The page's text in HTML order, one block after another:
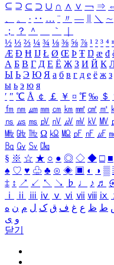
⊆ ⊇ ⊂ ⊃ ∪ ∩ ∧ ∨ ￢ ⇒
、
。 · ‥ … ¨ 〃 ― ＼ ∼
；
？ ＾ ｀
½ ⅓ ⅔ ¼ ¾ ⅛ ⅜ ⅝ ⅞ ¹ ² ³ ⁴ ⁿ
Æ Ð Ħ Ĳ Ł Ø Œ Þ Ŧ Ŋ æ đ
А Б В Г Д Е Ё Ж З И Й К
Ы Ь Э Ю Я а б в г д е ё ж з
ы ь э ю я
′ ″ ℃ Å ￠ ￡ ￥ ¤ ℉ ‰ ＄
㎙ ㎚ ㎛ ㎜ ㎝ ㎞ ㎟ ㎠ ㎡
㎱ ㎲ ㎳ ㎴ ㎵ ㎶ ㎷ ㎸ ㎹
㎒ ㎓ ㎔ Ω ㏀ ㏁ ㎊ ㎋ ㎌
㏃ ㏉ ㏜ ㏆
§ ※ ☆ ★ ○ ● ◎ ◇ ◆ □ ■
♠ ♡ ♥ ♧ ♣ ⊙ ◈ ▣ ◐ ◑ ▒
‡ ↕ ↗ ↙ ↖ ↘ ♭ ♩ ♪ ♬
ⅰ
ⅱ ⅲ ⅳ ⅴ ⅵ ⅶ ⅷ ⅸ
ط ظ ع غ ف ق ک ل م ن ه
و ی
닫기